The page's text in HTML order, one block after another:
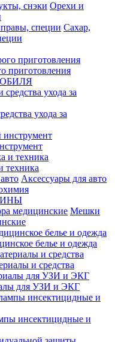
Орехи и
Сахар,
приготовления
ухода за
техника
Аксессуары для авто
Мешки
белье и одежда
и средства
для УЗИ и ЭКГ
инсектицидные и